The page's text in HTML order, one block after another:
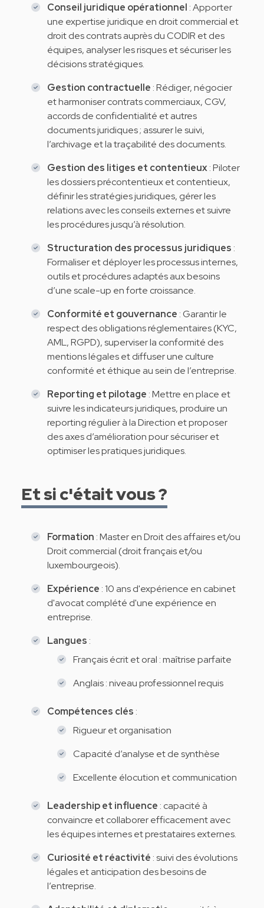
Conseil juridique opérationnel : Apporter
une expertise juridique en droit commercial et
droit des contrats auprès du CODIR et des
équipes, analyser les risques et sécuriser les
décisions stratégiques.
Gestion contractuelle : Rédiger, négocier
et harmoniser contrats commerciaux, CGV,
accords de confidentialité et autres
documents juridiques ; assurer le suivi,
l’archivage et la traçabilité des documents.
Gestion des litiges et contentieux: Piloter
les dossiers précontentieux et contentieux,
définir les stratégies juridiques, gérer les
relations avec les conseils externes et suivre
les procédures jusqu’à résolution.
Structuration des processus juridiques :
Formaliser et déployer les processus internes,
outils et procédures adaptés aux besoins
d’une scale-up en forte croissance.
Conformité et gouvernance : Garantir le
respect des obligations réglementaires (KYC,
AML, RGPD), superviser la conformité des
mentions légales et diffuser une culture
conformité et éthique au sein de l’entreprise.
Reporting et pilotage : Mettre en place et
suivre les indicateurs juridiques, produire un
reporting régulier à la Direction et proposer
des axes d’amélioration pour sécuriser et
optimiser les pratiques juridiques.
Et si c'était vous ?
Formation : Master en Droit des affaires et/ou
Droit commercial (droit français et/ou
luxembourgeois).
Expérience : 10 ans d'expérience en cabinet
d'avocat complété d'une expérience en
entreprise.
Langues :
Français écrit et oral : maîtrise parfaite
Anglais : niveau professionnel requis
Compétences clés :
Rigueur et organisation
Capacité d’analyse et de synthèse
Excellente élocution et communication
Leadership et influence : capacité à
convaincre et collaborer efficacement avec
les équipes internes et prestataires externes.
Curiosité et réactivité : suivi des évolutions
légales et anticipation des besoins de
l’entreprise.